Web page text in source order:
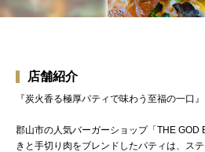
店舗紹介
『炭火香る極厚パティで味わう至福の一口』
郡山市の人気バーガーショップ「THE
きと手切り肉をブレンドしたパティは、ス